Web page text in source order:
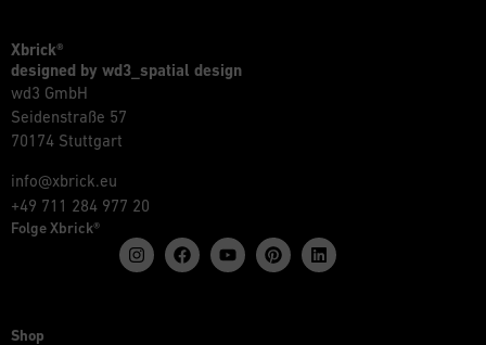
Xbrick®
designed by wd3_spatial design
wd3 GmbH
Seidenstraße 57
70174 Stuttgart
info@xbrick.eu
+49 711 284 977 20
Folge Xbrick®
Shop